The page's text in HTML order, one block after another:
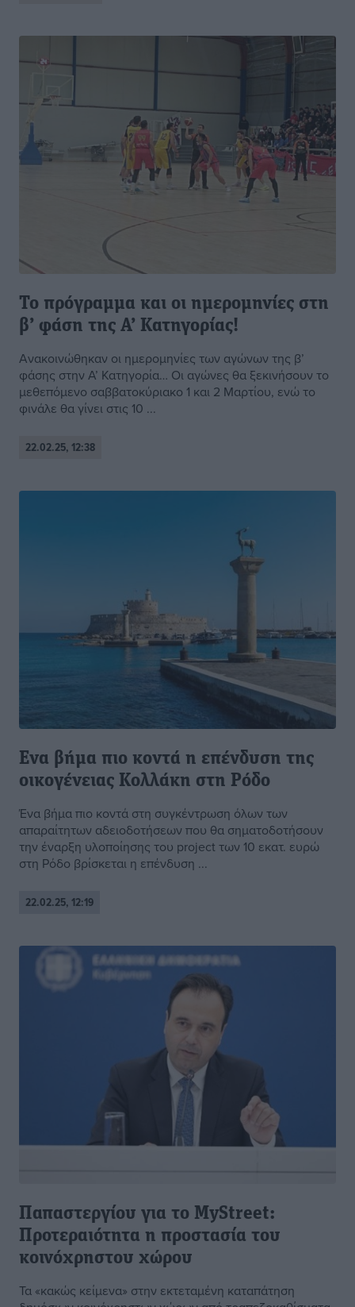
Το πρόγραμμα και οι ημερομηνίες στη
β’ φάση της Α’ Κατηγορίας!
Ανακοινώθηκαν οι ημερομηνίες των αγώνων της β’
φάσης στην Α’ Κατηγορία… Οι αγώνες θα ξεκινήσουν το
μεθεπόμενο σαββατοκύριακο 1 και 2 Μαρτίου, ενώ το
φινάλε θα γίνει στις 10 ...
22.02.25, 12:38
Ενα βήμα πιο κοντά η επένδυση της
οικογένειας Κολλάκη στη Ρόδο
Ένα βήμα πιο κοντά στη συγκέντρωση όλων των
απαραίτητων αδειοδοτήσεων που θα σηματοδοτήσουν
την έναρξη υλοποίησης του project των 10 εκατ. ευρώ
στη Ρόδο βρίσκεται η επένδυση ...
22.02.25, 12:19
Παπαστεργίου για το MyStreet:
Προτεραιότητα η προστασία του
κοινόχρηστου χώρου
Τα «κακώς κείμενα» στην εκτεταμένη καταπάτηση